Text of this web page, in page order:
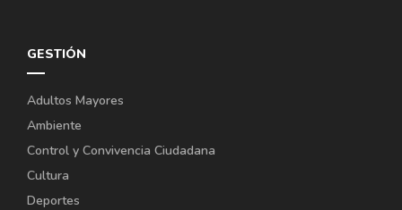
GESTIÓN
Adultos Mayores
Ambiente
Control y Convivencia Ciudadana
Cultura
Deportes